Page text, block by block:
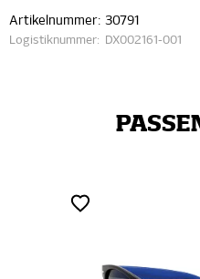
Artikelnummer: 30791
Logistiknummer: DX002161-001